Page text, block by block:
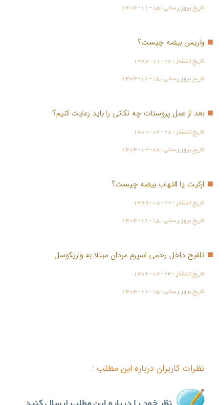
تاریخ بروز رسانی :1404-11-15
واریس بیضه چیست؟
تاریخ انتشار :1387-11-26
تاریخ بروز رسانی :1404-11-15
بعد از عمل پروستات چه نکاتی را باید رعایت کنیم؟
تاریخ انتشار :1401-02-28
تاریخ بروز رسانی :1404-12-08
ارکیت یا التهاب بیضه چیست؟
تاریخ انتشار :1399-08-22
تاریخ بروز رسانی :1404-11-15
تلقیح داخل رحمی اسپرم مردان مبتلا به واریکوسل
تاریخ انتشار :1402-04-23
تاریخ بروز رسانی :1404-11-15
نظرات کاربران درباره این مطلب :